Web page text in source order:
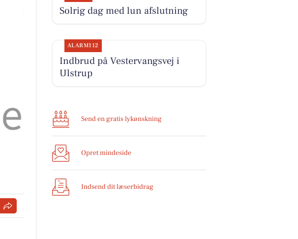
Solrig dag med lun afslutning
ALARM112
Indbrud på Vestervangsvej i
Ulstrup
Send en gratis lykønskning
Opret mindeside
Indsend dit læserbidrag